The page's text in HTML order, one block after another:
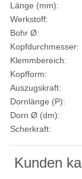
Länge (mm):
Werkstoff:
Bohr Ø:
Kopfdurchmesser:
Klemmbereich:
Kopfform:
Auszugskraft:
Dornlänge (P):
Dorn Ø (dm):
Scherkraft:
Kunden